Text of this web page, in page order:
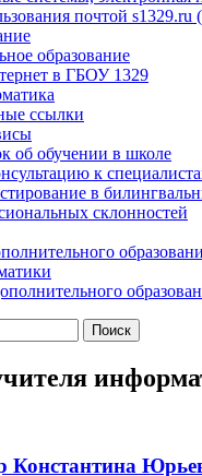
почтой s1329.ru
образование
в ГБОУ 1329
ссылки
об обучении в школе
к
в
склонностей
Константина